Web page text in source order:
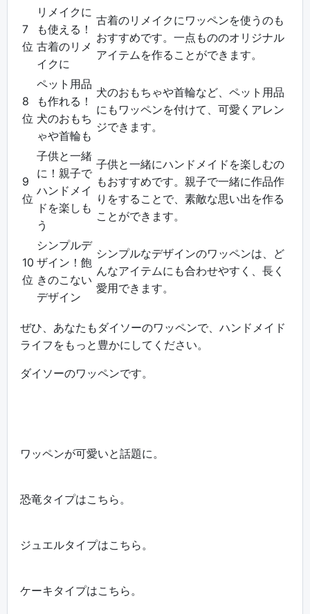
7
位
リメイクに
も使える！
古着のリメ
イクに
古着のリメイクにワッペンを使うのも
おすすめです。一点もののオリジナル
アイテムを作ることができます。
8
位
ペット用品
も作れる！
犬のおもち
ゃや首輪も
犬のおもちゃや首輪など、ペット用品
にもワッペンを付けて、可愛くアレン
ジできます。
9
位
子供と一緒
に！親子で
ハンドメイ
ドを楽しも
う
子供と一緒にハンドメイドを楽しむの
もおすすめです。親子で一緒に作品作
りをすることで、素敵な思い出を作る
ことができます。
10
位
シンプルデ
ザイン！飽
きのこない
デザイン
シンプルなデザインのワッペンは、ど
んなアイテムにも合わせやすく、長く
愛用できます。
ぜひ、あなたもダイソーのワッペンで、ハンドメイド
ライフをもっと豊かにしてください。
ダイソーのワッペンです。
ワッペンが可愛いと話題に。
恐竜タイプはこちら。
ジュエルタイプはこちら。
ケーキタイプはこちら。